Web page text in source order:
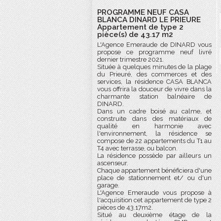
PROGRAMME NEUF CASA
BLANCA DINARD LE PRIEURE
Appartement de type 2
pièce(s) de 43.17 m2
L'Agence Emeraude de DINARD vous
propose ce programme neuf livré
dernier trimestre 2021.
Située à quelques minutes de la plage
du Prieuré, des commerces et des
services, la résidence CASA BLANCA
vous offrira la douceur de vivre dans la
charmante station balnéaire de
DINARD.
Dans un cadre boisé au calme, et
construite dans des matériaux de
qualité en harmonie avec
l'environnement, la résidence se
compose de 22 appartements du T1 au
T4 avec terrasse, ou balcon.
La résidence possède par ailleurs un
ascenseur.
Chaque appartement bénéficiera d'une
place de stationnement et/ ou d'un
garage.
L'Agence Emeraude vous propose à
l'acquisition cet appartement de type 2
pièces de 43.17m2.
Situé au deuxième étage de la